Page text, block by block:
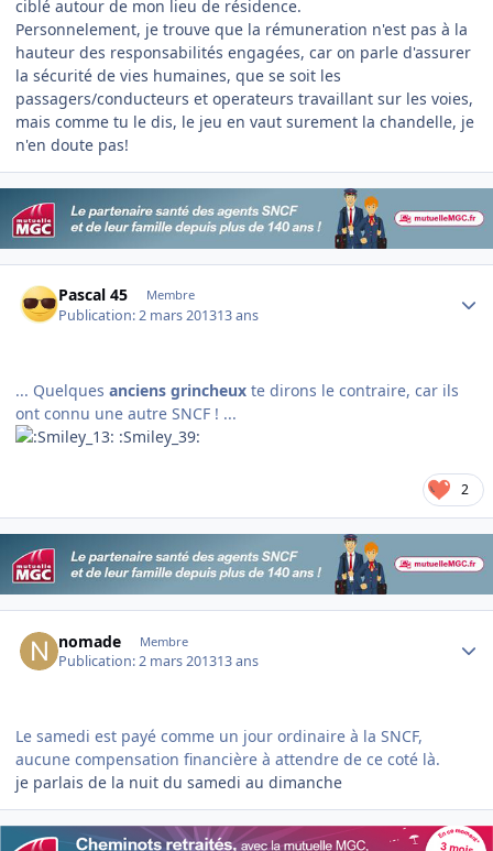
ciblé autour de mon lieu de résidence.
Personnelement, je trouve que la rémuneration n'est pas à la
hauteur des responsabilités engagées, car on parle d'assurer
la sécurité de vies humaines, que se soit les
passagers/conducteurs et operateurs travaillant sur les voies,
mais comme tu le dis, le jeu en vaut surement la chandelle, je
n'en doute pas!
Pascal 45 Membre
Publication:2 mars 201313 ans
... Quelques anciens grincheux te dirons le contraire, car ils
ont connu une autre SNCF ! ...
:Smiley_39:
2
nomade Membre
Publication:2 mars 201313 ans
Le samedi est payé comme un jour ordinaire à la SNCF,
aucune compensation financière à attendre de ce coté là.
je parlais de la nuit du samedi au dimanche